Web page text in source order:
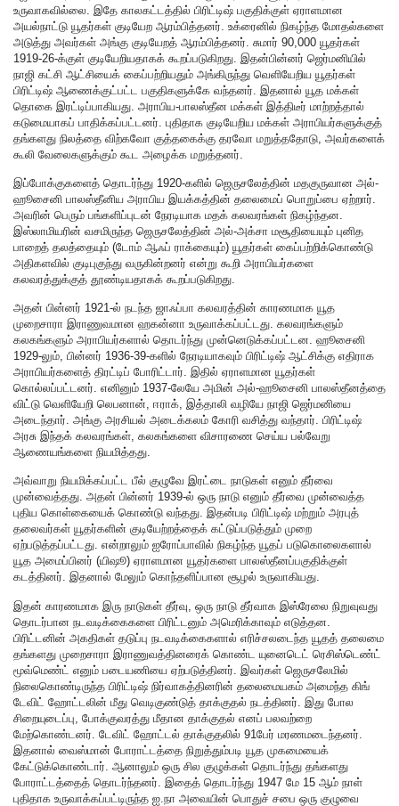
உருவாகவில்லை. இதே காலகட்டத்தில் பிரிட்டிஷ் பகுதிக்குள் ஏராளமான
அயல்நாட்டு யூதர்கள் குடியேற ஆரம்பித்தனர். உக்ரைனில் நிகழ்ந்த மோதல்களை
அடுத்து அவர்கள் அங்கு குடியேறத் ஆரம்பித்தனர். சுமார் 90,000 யூதர்கள்
1919-26-க்குள் குடியேறியதாகக் கூறப்படுகிறது. இதன்பின்னர் ஜெர்மனியில்
நாஜி கட்சி ஆட்சியைக் கைப்பற்றியதும் அங்கிருந்து வெளியேறிய யூதர்கள்
பிரிட்டிஷ் ஆணைக்குட்பட்ட பகுதிகளுக்கே வந்தனர். இதனால் யூத மக்கள்
தொகை இரட்டிப்பாகியது. அராபிய-பாலஸ்தீன மக்கள் இத்திடீர் மாற்றத்தால்
கடுமையாகப் பாதிக்கப்பட்டனர். புதிதாக குடியேறிய மக்கள் அராபியர்களுக்குத்
தங்களது நிலத்தை விற்கவோ குத்தகைக்கு தரவோ மறுத்ததோடு, அவர்களைக்
கூலி வேலைகளுக்கும் கூட அழைக்க மறுத்தனர்.
இப்போக்குகளைத் தொடர்ந்து 1920-களில் ஜெருசலேத்தின் மதகுருவான அல்-
ஹூசைனி பாலஸ்தீனிய அராபிய இயக்கத்தின் தலைமைப் பொறுப்பை ஏற்றார்.
அவரின் பெரும் பங்களிப்புடன் நேரடியாக மதக் கலவரங்கள் நிகழ்ந்தன.
இஸ்லாமியரின் வசமிருந்த ஜெருசலேத்தின் அல்-அக்சா மசூதியையும் புனித
பாறைத் தலத்தையும் (டோம் ஆஃப் ராக்கையும்) யூதர்கள் கைப்பற்றிக்கொண்டு
அதிகளவில் குடிபுகுந்து வருகின்றனர் என்று கூறி அராபியர்களை
கலவரத்துக்குத் தூண்டியதாகக் கூறப்படுகிறது.
அதன் பின்னர் 1921-ல் நடந்த ஜாஃப்பா கலவரத்தின் காரணமாக யூத
முறைசாரா இராணுவமான ஹகன்னா உருவாக்கப்பட்டது. கலவரங்களும்
கலகங்களும் அராபியர்களால் தொடர்ந்து முன்னெடுக்கப்பட்டன. ஹூசைனி
1929-லும், பின்னர் 1936-39-களில் நேரடியாகவும் பிரிட்டிஷ் ஆட்சிக்கு எதிராக
அராபியர்களைத் திரட்டிப் போரிட்டார். இதில் ஏராளமான யூதர்கள்
கொல்லப்பட்டனர். எனினும் 1937-லேயே அமின் அல்-ஹூசைனி பாலஸ்தீனத்தை
விட்டு வெளியேறி லெபனான், ஈராக், இத்தாலி வழியே நாஜி ஜெர்மனியை
அடைந்தார். அங்கு அரசியல் அடைக்கலம் கோரி வசித்து வந்தார். பிரிட்டிஷ்
அரசு இந்தக் கலவரங்கள், கலகங்களை விசாரணை செய்ய பல்வேறு
ஆணையங்களை நியமித்தது.
அவ்வாறு நியமிக்கப்பட்ட பீல் குழுவே இரட்டை நாடுகள் எனும் தீர்வை
முன்வைத்தது. அதன் பின்னர் 1939-ல் ஒரு நாடு எனும் தீர்வை முன்வைத்த
புதிய கொள்கையைக் கொண்டு வந்தது. இதன்படி பிரிட்டிஷ் மற்றும் அரபுத்
தலைவர்கள் யூதர்களின் குடியேற்றத்தைக் கட்டுப்படுத்தும் முறை
ஏற்படுத்தப்பட்டது. என்றாலும் ஐரோப்பாவில் நிகழ்ந்த யூதப் படுகொலைகளால்
யூத அமைப்பினர் (யிஷூ) ஏராளமான யூதர்களை பாலஸ்தீனப்பகுதிக்குள்
கடத்தினர். இதனால் மேலும் கொந்தளிப்பான சூழல் உருவாகியது.
இதன் காரணமாக இரு நாடுகள் தீர்வு, ஒரு நாடு தீர்வாக இஸ்ரேலை நிறுவுவது
தொடர்பான நடவடிக்கைகளை பிரிட்டனும் அமெரிக்காவும் எடுத்தன.
பிரிட்டனின் அகதிகள் தடுப்பு நடவடிக்கைகளால் எரிச்சலடைந்த யூதத் தலைமை
தங்களது முறைசாரா இராணுவத்தினரைக் கொண்ட யுனைடெட் ரெசிஸ்டெண்ட்
மூவ்மெண்ட் எனும் படையணியை ஏற்படுத்தினர். இவர்கள் ஜெருசலேமில்
நிலைகொண்டிருந்த பிரிட்டிஷ் நிர்வாகத்தினரின் தலைமையகம் அமைந்த கிங்
டேவிட் ஹோட்டலின் மீது வெடிகுண்டுத் தாக்குதல் நடத்தினர். இது போல
சிறையுடைப்பு, போக்குவரத்து மீதான தாக்குதல் எனப் பலவற்றை
மேற்கொண்டனர். டேவிட் ஹோட்டல் தாக்குதலில் 91பேர் மரணமடைந்தனர்.
இதனால் வைஸ்மான் போராட்டத்தை நிறுத்தும்படி யூத முகமையைக்
கேட்டுக்கொண்டார். ஆனாலும் ஒரு சில குழுக்கள் தொடர்ந்து தங்களது
போராட்டத்தைத் தொடர்ந்தனர். இதைத் தொடர்ந்து 1947 மே 15 ஆம் நாள்
புதிதாக உருவாக்கப்பட்டிருந்த ஐ.நா அவையின் பொதுச் சபை ஒரு குழுவை